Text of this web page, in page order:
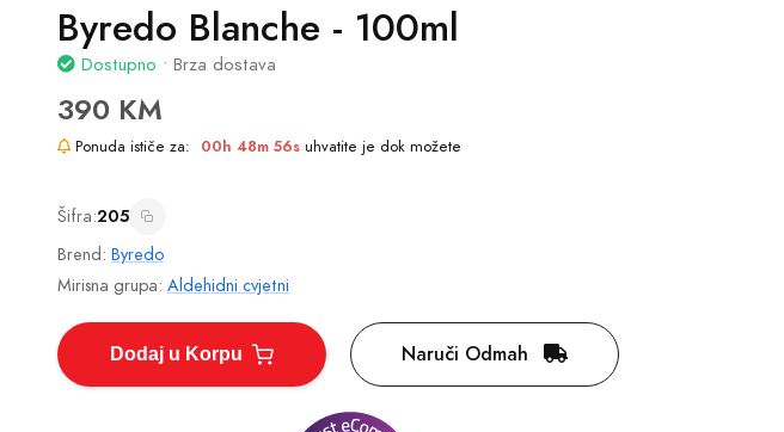
Byredo Blanche - 100ml
Dostupno • Brza dostava
390 KM
Ponuda ističe za: 00h 48m 56s uhvatite je dok možete
Šifra:205
Brend: Byredo
Mirisna grupa: Aldehidni cvjetni
Dodaj u Korpu Naruči Odmah